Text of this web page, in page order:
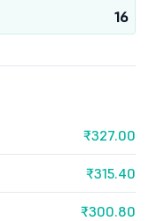
16
₹327.00
₹315.40
₹300.80